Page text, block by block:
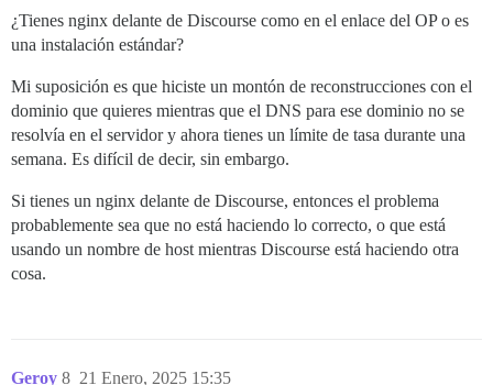
¿Tienes nginx delante de Discourse como en el enlace del OP o es
una instalación estándar?
Mi suposición es que hiciste un montón de reconstrucciones con el
dominio que quieres mientras que el DNS para ese dominio no se
resolvía en el servidor y ahora tienes un límite de tasa durante una
semana. Es difícil de decir, sin embargo.
Si tienes un nginx delante de Discourse, entonces el problema
probablemente sea que no está haciendo lo correcto, o que está
usando un nombre de host mientras Discourse está haciendo otra
cosa.
Geroy 21 Enero, 2025 15:35
8